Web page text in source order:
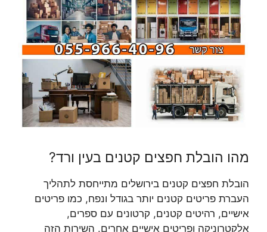
מהו הובלת חפצים קטנים בעין ורד?
הובלת חפצים קטנים בירושלים מתייחסת לתהליך
העברת פריטים קטנים יותר בגודל ונפח, כמו פריטים
אישיים, רהיטים קטנים, קרטונים עם ספרים,
אלקטרוניקה ופריטים אישיים אחרים. השירות הזה